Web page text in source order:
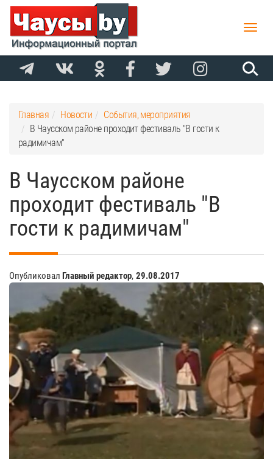
Toggle
Главная Новости
События, мероприятия
В Чаусском районе проходит фестиваль "В гости к
радимичам"
В Чаусском районе
проходит фестиваль "В
гости к радимичам"
Опубликовал Главный редактор, 29.08.2017